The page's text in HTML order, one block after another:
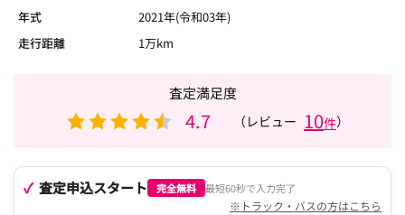
年式
2021年(令和03年)
走行距離
1万km
査定満足度
4.7 （レビュー 10件）
査定申込スタート 完全無料 最短60秒で入力完了
※トラック・バスの方はこちら